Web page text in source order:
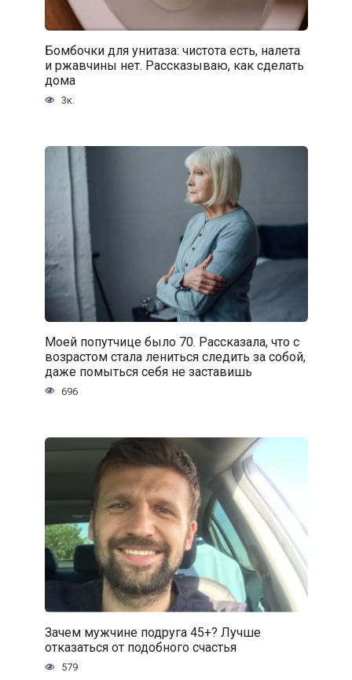
Бомбочки для унитаза: чистота есть, налета
и ржавчины нет. Рассказываю, как сделать
дома
3к.
Моей попутчице было 70. Рассказала, что с
возрастом стала лениться следить за собой,
даже помыться себя не заставишь
696
Зачем мужчине подруга 45+? Лучше
отказаться от подобного счастья
579